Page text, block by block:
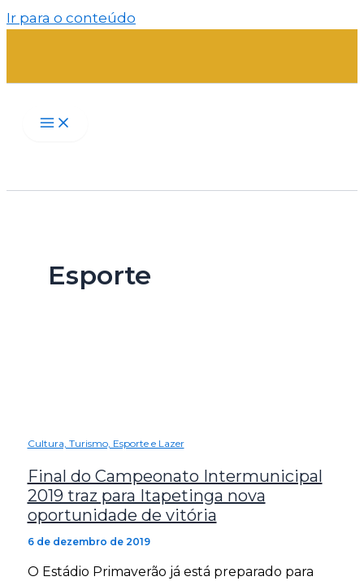
Ir para o conteúdo
Esporte
Cultura, Turismo, Esporte e Lazer
Final do Campeonato Intermunicipal
2019 traz para Itapetinga nova
oportunidade de vitória
6 de dezembro de 2019
O Estádio Primaverão já está preparado para